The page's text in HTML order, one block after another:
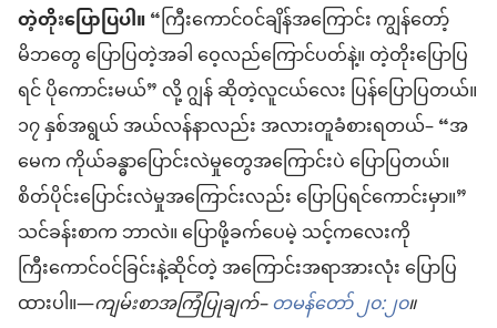
တဲ့တိုးပြောပြပါ။“ကြီးကောင်ဝင်ချိန်အကြောင်း ကျွန်တော့်
မိဘတွေ ပြောပြတဲ့အခါ ဝေ့လည်ကြောင်ပတ်နဲ့။ တဲ့တိုးပြောပြ
ရင် ပိုကောင်းမယ်” လို့ ဂျွန် ဆိုတဲ့လူငယ်လေး ပြန်ပြောပြတယ်။
၁၇ နှစ်အရွယ် အယ်လန်နာလည်း အလားတူခံစားရတယ်– “အ
မေက ကိုယ်ခန္ဓာပြောင်းလဲမှုတွေအကြောင်းပဲ ပြောပြတယ်။
စိတ်ပိုင်းပြောင်းလဲမှုအကြောင်းလည်း ပြောပြရင်ကောင်းမှာ။”
သင်ခန်းစာက ဘာလဲ။ ပြောဖို့ခက်ပေမဲ့ သင့်ကလေးကို
ကြီးကောင်ဝင်ခြင်းနဲ့ဆိုင်တဲ့ အကြောင်းအရာအားလုံး ပြောပြ
ထားပါ။—ကျမ်းစာအကြံပြုချက်–တမန်တော် ၂၀:၂၀။